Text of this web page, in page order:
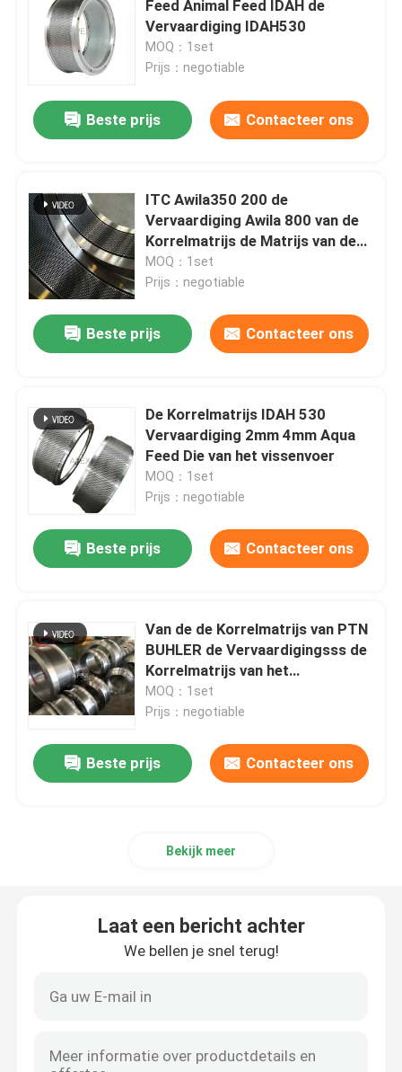
Transportapparatuur
Voederfabriek voor dieren
De Machine van de hamermolen
Biomassapelletmachine
Graanopslagplaatsen
Feed Animal Feed IDAH de
Vervaardiging IDAH530
MOQ：1set
Prijs：negotiable
Beste prijs Contacteer ons
ITC Awila350 200 de
Vervaardiging Awila 800 van de
Korrelmatrijs de Matrijs van de
Korrelpers
MOQ：1set
Prijs：negotiable
Beste prijs Contacteer ons
De Korrelmatrijs IDAH 530
Vervaardiging 2mm 4mm Aqua
Feed Die van het vissenvoer
MOQ：1set
Prijs：negotiable
Beste prijs Contacteer ons
Van de de Korrelmatrijs van PTN
BUHLER de Vervaardigingsss de
Korrelmatrijs van het
Staalgevogelte het Maken
MOQ：1set
Prijs：negotiable
Beste prijs Contacteer ons
Bekijk meer
Laat een bericht achter
We bellen je snel terug!